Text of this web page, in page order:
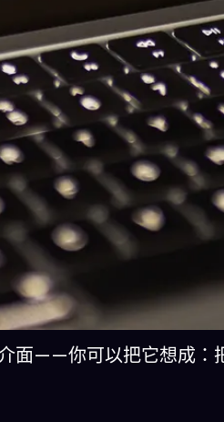
面——你可以把它想成：